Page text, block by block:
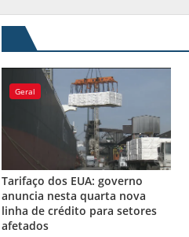
Geral
Tarifaço dos EUA: governo
anuncia nesta quarta nova
linha de crédito para setores
afetados